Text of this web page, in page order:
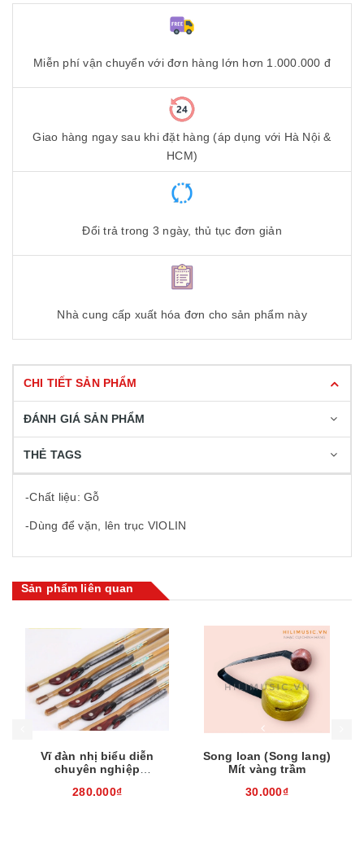
Miễn phí vận chuyển với đơn hàng lớn hơn 1.000.000 đ
Giao hàng ngay sau khi đặt hàng (áp dụng với Hà Nội &
HCM)
Đổi trả trong 3 ngày, thủ tục đơn giản
Nhà cung cấp xuất hóa đơn cho sản phẩm này
CHI TIẾT SẢN PHẨM
ĐÁNH GIÁ SẢN PHẨM
THẺ TAGS
-Chất liệu: Gỗ
-Dùng để vặn, lên trục VIOLIN
Sản phẩm liên quan
Vĩ đàn nhị biểu diễn
chuyên nghiệp
280.000₫
Song loan (Song lang)
Mít vàng trầm
30.000₫
Mua hàng